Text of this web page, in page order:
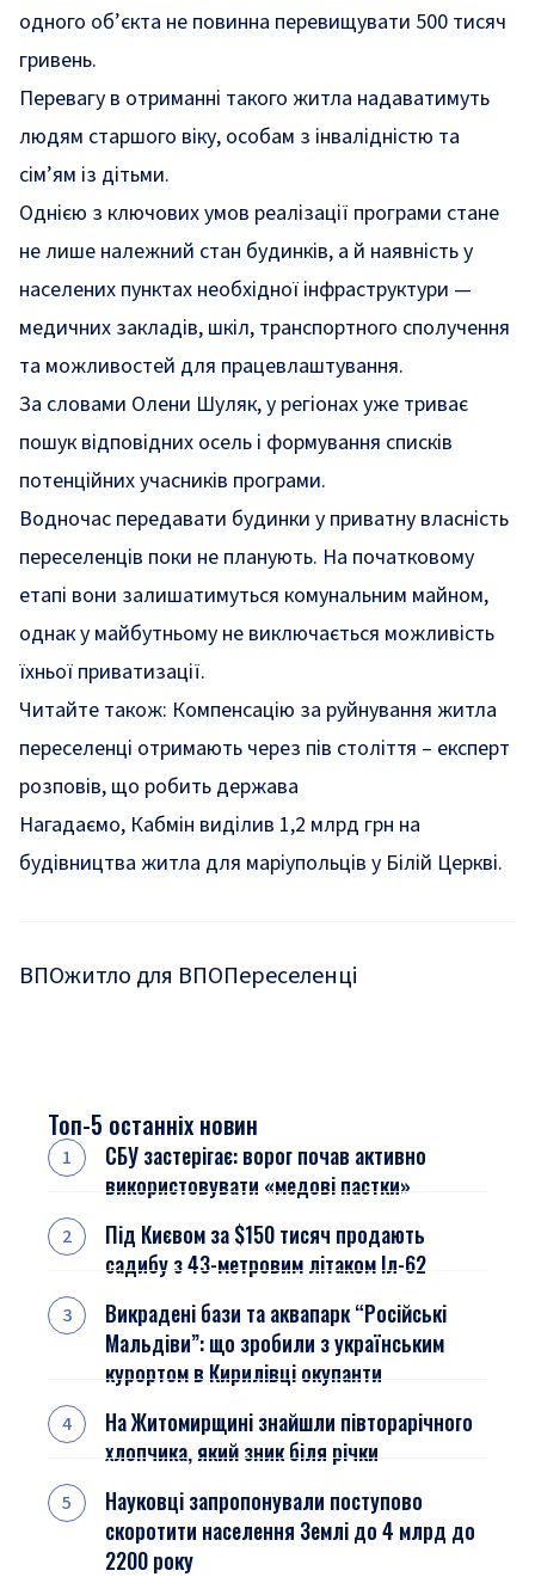
одного об’єкта не повинна перевищувати 500 тисяч
гривень.
Перевагу в отриманні такого житла надаватимуть
людям старшого віку, особам з інвалідністю та
сім’ям із дітьми.
Однією з ключових умов реалізації програми стане
не лише належний стан будинків, а й наявність у
населених пунктах необхідної інфраструктури —
медичних закладів, шкіл, транспортного сполучення
та можливостей для працевлаштування.
За словами Олени Шуляк, у регіонах уже триває
пошук відповідних осель і формування списків
потенційних учасників програми.
Водночас передавати будинки у приватну власність
переселенців поки не планують. На початковому
етапі вони залишатимуться комунальним майном,
однак у майбутньому не виключається можливість
їхньої приватизації.
Читайте також: Компенсацію за руйнування житла
переселенці отримають через пів століття – експерт
розповів, що робить держава
Нагадаємо, Кабмін виділив 1,2 млрд грн на
будівництва житла для маріупольців у Білій Церкві.
ВПОжитло для ВПОПереселенці
Топ-5 останніх новин
СБУ застерігає: ворог почав активно
використовувати «медові пастки»
Під Києвом за $150 тисяч продають
садибу з 43-метровим літаком Іл-62
Викрадені бази та аквапарк “Російські
Мальдіви”: що зробили з українським
курортом в Кирилівці окупанти
На Житомирщині знайшли півторарічного
хлопчика, який зник біля річки
Науковці запропонували поступово
скоротити населення Землі до 4 млрд до
2200 року